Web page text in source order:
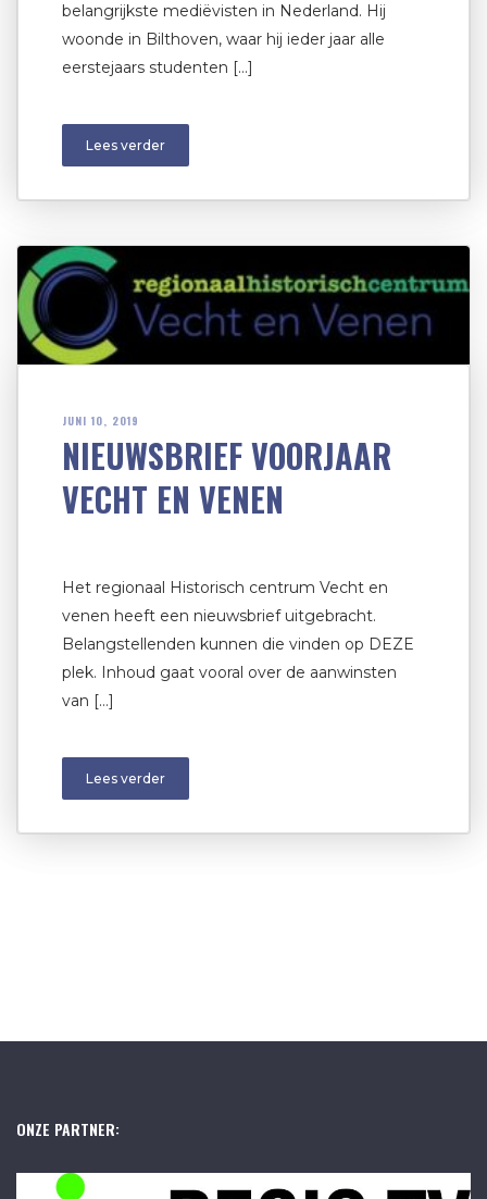
belangrijkste mediëvisten in Nederland. Hij
woonde in Bilthoven, waar hij ieder jaar alle
eerstejaars studenten […]
Lees verder
JUNI 10, 2019
NIEUWSBRIEF VOORJAAR
VECHT EN VENEN
Het regionaal Historisch centrum Vecht en
venen heeft een nieuwsbrief uitgebracht.
Belangstellenden kunnen die vinden op DEZE
plek. Inhoud gaat vooral over de aanwinsten
van […]
Lees verder
ONZE PARTNER: